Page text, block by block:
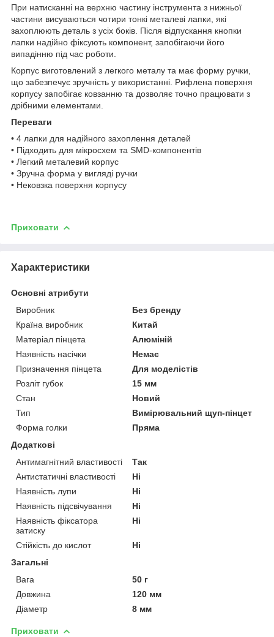
При натисканні на верхню частину інструмента з нижньої
частини висуваються чотири тонкі металеві лапки, які
захоплюють деталь з усіх боків. Після відпускання кнопки
лапки надійно фіксують компонент, запобігаючи його
випадінню під час роботи.
Корпус виготовлений з легкого металу та має форму ручки,
що забезпечує зручність у використанні. Рифлена поверхня
корпусу запобігає ковзанню та дозволяє точно працювати з
дрібними елементами.
Переваги
• 4 лапки для надійного захоплення деталей
• Підходить для мікросхем та SMD-компонентів
• Легкий металевий корпус
• Зручна форма у вигляді ручки
• Нековзка поверхня корпусу
Приховати
Характеристики
Основні атрибути
Виробник
Без бренду
Країна виробник
Китай
Матеріал пінцета
Алюміній
Наявність насічки
Немає
Призначення пінцета
Для моделістів
Розліт губок
15 мм
Стан
Новий
Тип
Вимірювальний щуп-пінцет
Форма голки
Пряма
Додаткові
Антимагнітний властивості
Так
Антистатичні властивості
Ні
Наявність лупи
Ні
Наявність підсвічування
Ні
Наявність фіксатора
затиску
Ні
Стійкість до кислот
Ні
Загальні
Вага
50 г
Довжина
120 мм
Діаметр
8 мм
Приховати